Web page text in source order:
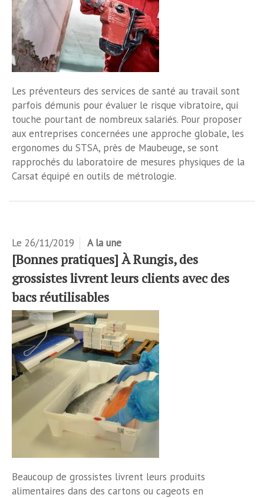
Les préventeurs des services de santé au travail sont
parfois démunis pour évaluer le risque vibratoire, qui
touche pourtant de nombreux salariés. Pour proposer
aux entreprises concernées une approche globale, les
ergonomes du STSA, près de Maubeuge, se sont
rapprochés du laboratoire de mesures physiques de la
Carsat équipé en outils de métrologie.
Le 26/11/2019 A la une
[Bonnes pratiques] À Rungis, des
grossistes livrent leurs clients avec des
bacs réutilisables
Beaucoup de grossistes livrent leurs produits
alimentaires dans des cartons ou cageots en